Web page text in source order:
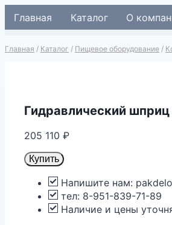
Перейти
Главная Каталог О
Главная / Каталог / Пищевое оборудование /
Гидравлический
205 110 ₽
Купить
Напишите нам:
тел: 8-951-839-71-89
Наличие и цены